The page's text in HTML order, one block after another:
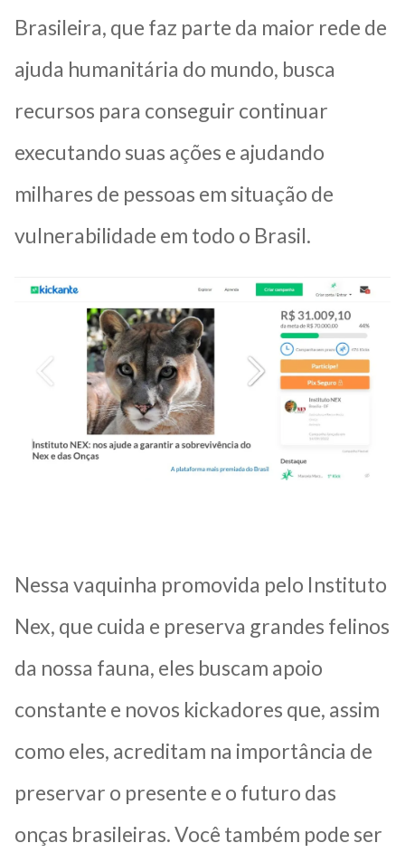
Brasileira, que faz parte da maior rede de
ajuda humanitária do mundo, busca
recursos para conseguir continuar
executando suas ações e ajudando
milhares de pessoas em situação de
vulnerabilidade em todo o Brasil.
Nessa vaquinha promovida pelo Instituto
Nex, que cuida e preserva grandes felinos
da nossa fauna, eles buscam apoio
constante e novos kickadores que, assim
como eles, acreditam na importância de
preservar o presente e o futuro das
onças brasileiras. Você também pode ser